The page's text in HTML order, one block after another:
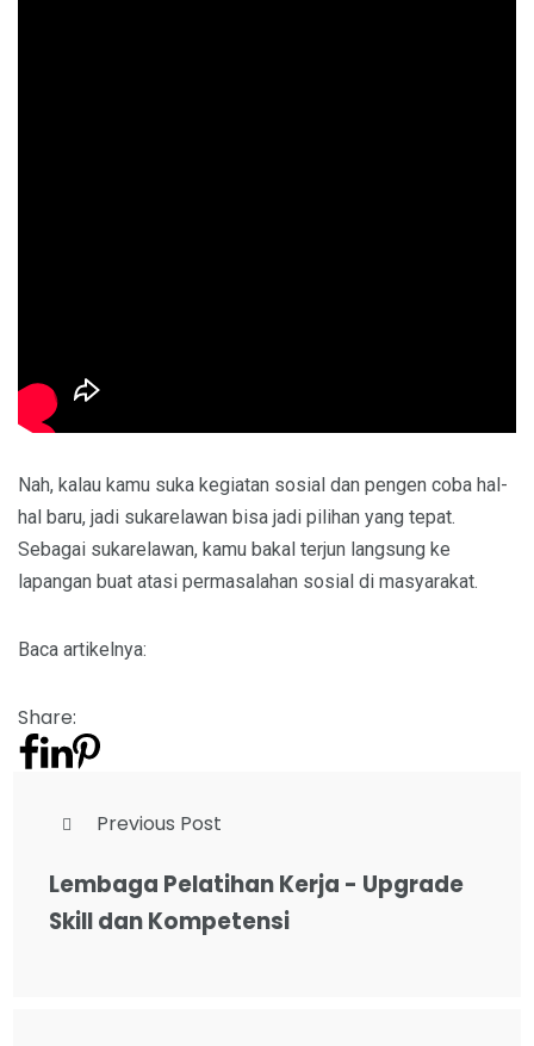
Nah, kalau kamu suka kegiatan sosial dan pengen coba hal-
hal baru, jadi sukarelawan bisa jadi pilihan yang tepat.
Sebagai sukarelawan, kamu bakal terjun langsung ke
lapangan buat atasi permasalahan sosial di masyarakat.
Baca artikelnya:
Share:
Previous Post
Lembaga Pelatihan Kerja - Upgrade
Skill dan Kompetensi